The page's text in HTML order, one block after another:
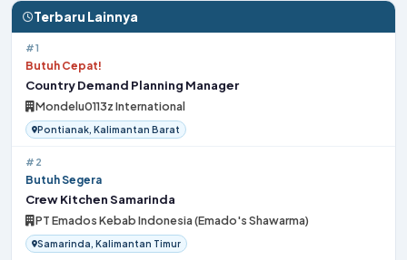
Terbaru Lainnya
#1
Butuh Cepat!
Country Demand Planning Manager
Mondelu0113z International
Pontianak, Kalimantan Barat
#2
Butuh Segera
Crew Kitchen Samarinda
PT Emados Kebab Indonesia (Emado's Shawarma)
Samarinda, Kalimantan Timur